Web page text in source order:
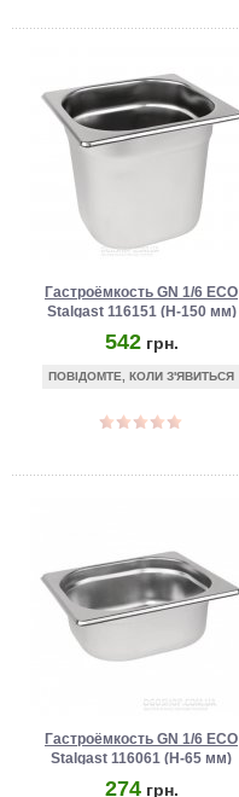
Гастроёмкость GN 1/6 ECO
Stalgast 116151 (Н-150 мм)
542 грн.
ПОВІДОМТЕ, КОЛИ З'ЯВИТЬСЯ
Гастроёмкость GN 1/6 ECO
Stalgast 116061 (Н-65 мм)
274 грн.